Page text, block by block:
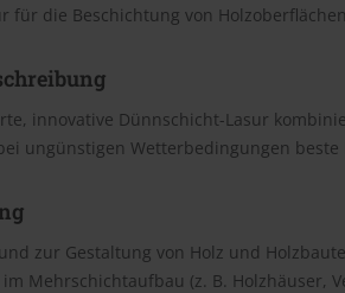
für die Beschichtung von
innovative Dünnschicht-Lasur
ungünstigen Wetterbedingungen beste
zur Gestaltung von Holz und
Mehrschichtaufbau (z. B. Holzhäuser,